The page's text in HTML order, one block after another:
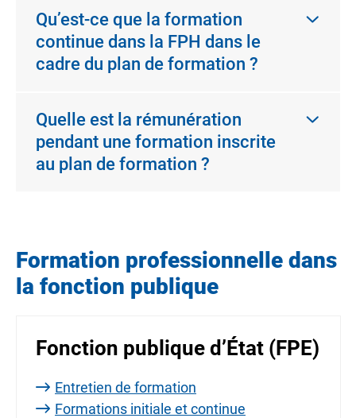
Qu’est-ce que la formation
continue dans la FPH dans le
cadre du plan de formation ?
Quelle est la rémunération
pendant une formation inscrite
au plan de formation ?
Formation professionnelle dans
la fonction publique
Fonction publique d’État (FPE)
Entretien de formation
Formations initiale et continue